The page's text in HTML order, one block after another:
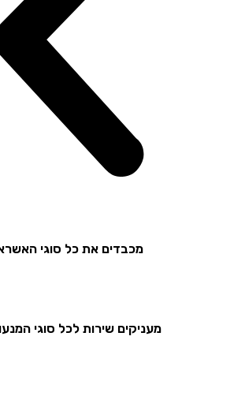
מכבדים את כל סוגי האשראי
מעניקים שירות לכל סוגי המנעולים: